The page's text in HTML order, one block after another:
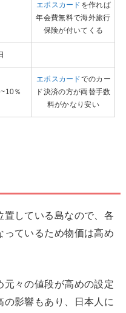
エポスカード を作れば
年会費無料で海外旅行
保険が付いてくる
％
エポスカードでのカー
ド決済の方が両替手数
料がかなり安い
している島なので、各
ているため物価は高め
々の値段が高めの設定
影響もあり、日本人に